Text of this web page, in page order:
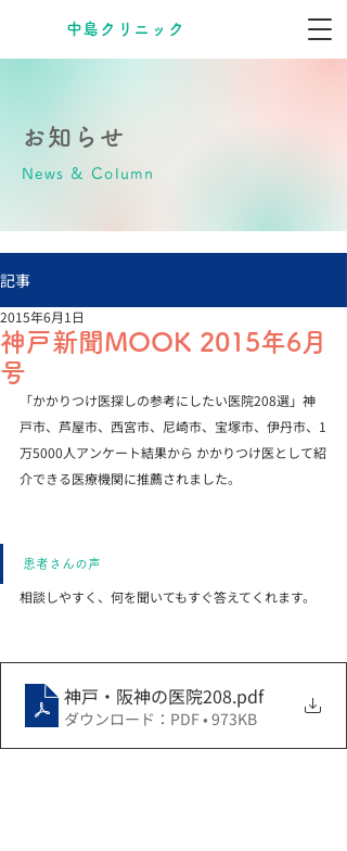
​中島クリニック
お知らせ
News & Column
記事
神戸新聞MOOK 2015年6月
号
2015年6月1日
「かかりつけ医探しの参考にしたい医院208選」神
戸市、芦屋市、西宮市、尼崎市、宝塚市、伊丹市、1
万5000人アンケート結果から かかりつけ医として紹
介できる医療機関に推薦されました。
患者さんの声
相談しやすく、何を聞いてもすぐ答えてくれます。
神戸・阪神の医院208.pdf
ダウンロード：PDF • 973KB